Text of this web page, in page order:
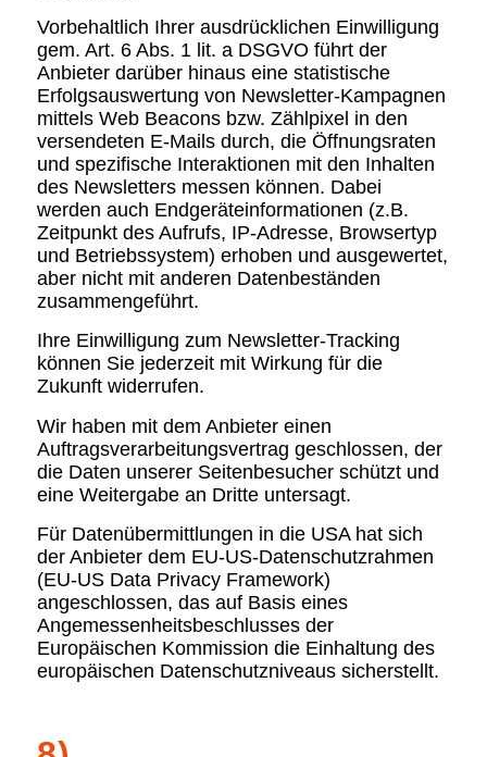
Vorbehaltlich Ihrer ausdrücklichen Einwilligung
gem. Art. 6 Abs. 1 lit. a DSGVO führt der
Anbieter darüber hinaus eine statistische
Erfolgsauswertung von Newsletter-Kampagnen
mittels Web Beacons bzw. Zählpixel in den
versendeten E-Mails durch, die Öffnungsraten
und spezifische Interaktionen mit den Inhalten
des Newsletters messen können. Dabei
werden auch Endgeräteinformationen (z.B.
Zeitpunkt des Aufrufs, IP-Adresse, Browsertyp
und Betriebssystem) erhoben und ausgewertet,
aber nicht mit anderen Datenbeständen
zusammengeführt.
Ihre Einwilligung zum Newsletter-Tracking
können Sie jederzeit mit Wirkung für die
Zukunft widerrufen.
Wir haben mit dem Anbieter einen
Auftragsverarbeitungsvertrag geschlossen, der
die Daten unserer Seitenbesucher schützt und
eine Weitergabe an Dritte untersagt.
Für Datenübermittlungen in die USA hat sich
der Anbieter dem EU-US-Datenschutzrahmen
(EU-US Data Privacy Framework)
angeschlossen, das auf Basis eines
Angemessenheitsbeschlusses der
Europäischen Kommission die Einhaltung des
europäischen Datenschutzniveaus sicherstellt.